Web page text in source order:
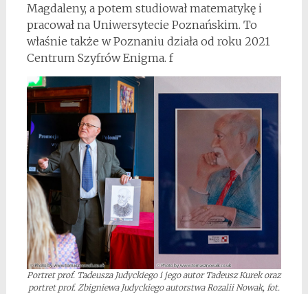
Magdaleny, a potem studiował matematykę i
pracował na Uniwersytecie Poznańskim. To
właśnie także w Poznaniu działa od roku 2021
Centrum Szyfrów Enigma. f
Portret prof. Tadeusza Judyckiego i jego autor Tadeusz Kurek oraz
portret prof. Zbigniewa Judyckiego autorstwa Rozalii Nowak, fot.